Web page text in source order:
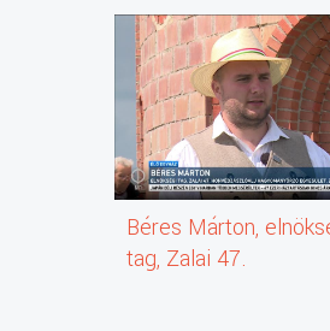
Mi úgy építettük, hogy
hogy ezzel a nemzetet, a
És most újra nagyon nehéz
szó szerint várjuk ettől a
áldozatunktól is, hogy
megtalálni az útját, illetve a
Sok csodát kaptunk,
mert számomra fontos volt,
hogy nem az egoizmusunk
hanem tényleg az Úristen
hogy ez visszaépüljön.
És ezért voltunk hálásak,
Béres Márton,
tag, Zalai 47.